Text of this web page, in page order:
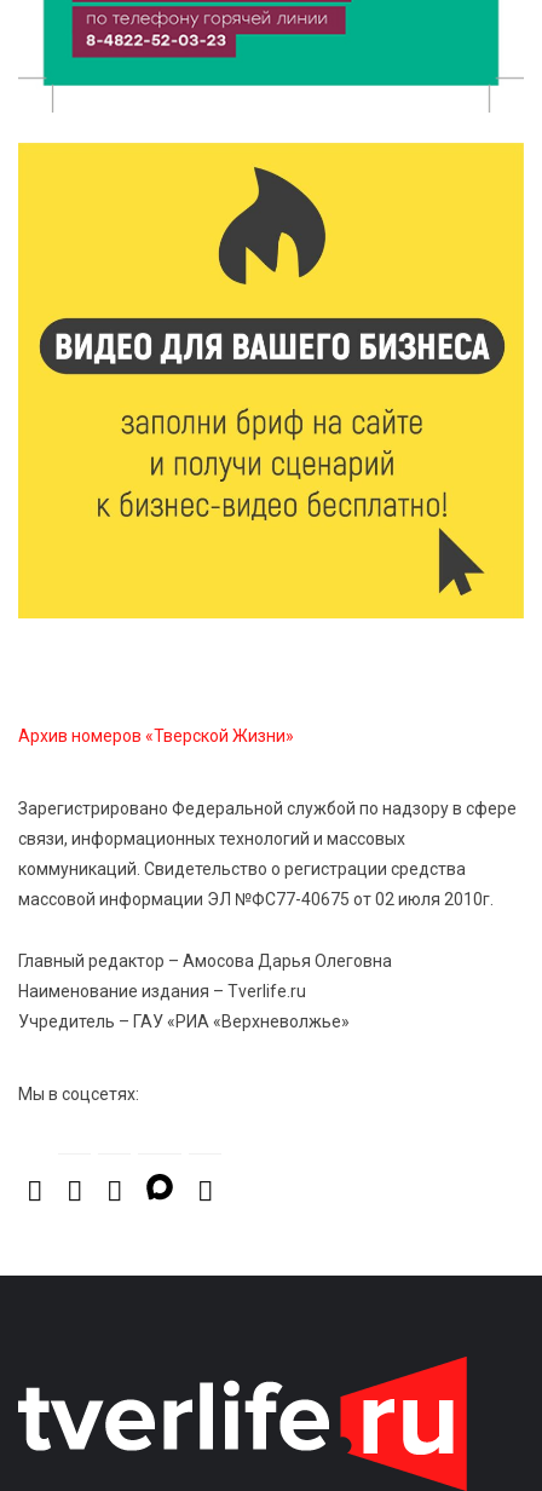
8 Авг 2026 11:37 409
От теории до практики: в детских лагерях Тверской
Арбуз без риска: на что обратить внимание при
покупке — советы Роскачества
8 Авг 2026 10:21 847
Виталий Королев рассказал о доступном спорте
для жителей Верхневолжья
«Эстафету чемпионов» провели на площади
Оленинского Дома культуры
день
7 Авг 2026 23:02 548
В Тверской области стартовала четвертая смена:
инспекторы ГИБДД напомнили школьникам
правила безопасности в автобусах
Архив номеров «Тверской Жизни»
Зарегистрировано Федеральной службой по надзору в сфере
связи, информационных технологий и массовых
коммуникаций. Свидетельство о регистрации средства
массовой информации ЭЛ №ФС77-40675 от 02 июля 2010г.
Главный редактор – Амосова Дарья Олеговна
Наименование издания – Tverlife.ru
Учредитель – ГАУ «РИА «Верхневолжье»
Мы в соцсетях: